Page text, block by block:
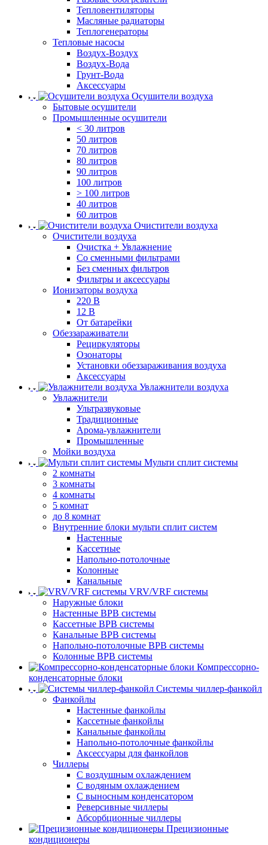
Тепловентиляторы
Масляные радиаторы
Теплогенераторы
Тепловые насосы
Воздух-Воздух
Воздух-Вода
Грунт-Вода
Аксессуары
Осушители воздуха
Бытовые осушители
Промышленные осушители
< 30 литров
50 литров
70 литров
80 литров
90 литров
100 литров
> 100 литров
40 литров
60 литров
Очистители воздуха
Очистители воздуха
Очистка + Увлажнение
Cо сменными фильтрами
Без сменных фильтров
Фильтры и аксессуары
Ионизаторы воздуха
220 В
12 В
От батарейки
Обеззараживатели
Рециркуляторы
Озонаторы
Установки обеззараживания воздуха
Аксессуары
Увлажнители воздуха
Увлажнители
Ультразвуковые
Традиционные
Арома-увлажнители
Промышленные
Мойки воздуха
Мульти сплит системы
2 комнаты
3 комнаты
4 комнаты
5 комнат
до 8 комнат
Внутренние блоки мульти сплит систем
Настенные
Кассетные
Напольно-потолочные
Колонные
Канальные
VRV/VRF системы
Наружные блоки
Настенные ВРВ системы
Кассетные ВРВ системы
Канальные ВРВ системы
Напольно-потолочные ВРВ системы
Колонные ВРВ системы
Компрессорно-
конденсаторные блоки
Системы чиллер-фанкойл
Фанкойлы
Настенные фанкойлы
Кассетные фанкойлы
Канальные фанкойлы
Напольно-потолочные фанкойлы
Аксессуары для фанкойлов
Чиллеры
С воздушным охлаждением
С водяным охлаждением
С выносным конденсатором
Реверсивные чиллеры
Абсорбционные чиллеры
Прецизионные
кондиционеры